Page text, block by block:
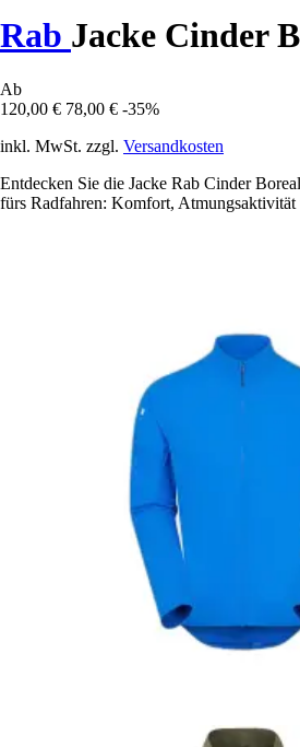
Rab Jacke Cinder
Ab
120,00 € 78,00 € -35%
inkl. MwSt. zzgl. Versandkosten
Entdecken Sie die Jacke Rab Cinder
fürs Radfahren: Komfort,